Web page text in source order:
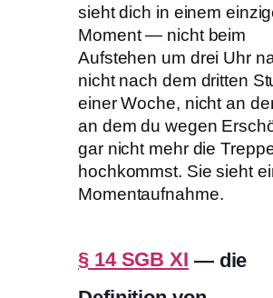
sieht dich in einem
Moment — nicht beim
Aufstehen um drei Uhr
nicht nach dem dritten
einer Woche, nicht an
an dem du wegen
gar nicht mehr die
hochkommst. Sie sieht
Momentaufnahme.
§ 14 SGB XI — die